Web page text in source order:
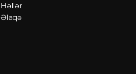
Həllər
Əlaqə